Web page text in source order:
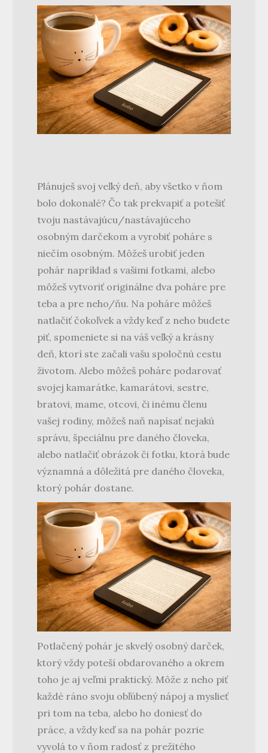
Plánuješ svoj veľký deň, aby všetko v ňom
bolo dokonalé? Čo tak prekvapiť a potešiť
tvoju nastávajúcu/nastávajúceho
osobným darčekom a vyrobiť poháre s
niečím osobným. Môžeš urobiť jeden
pohár napríklad s vašimi fotkami, alebo
môžeš vytvoriť originálne dva poháre pre
teba a pre neho/ňu. Na poháre môžeš
natlačiť čokoľvek a vždy keď z neho budete
piť, spomeniete si na váš veľký a krásny
deň, ktorí ste začali vašu spoločnú cestu
životom. Alebo môžeš poháre podarovať
svojej kamarátke, kamarátovi, sestre,
bratovi, mame, otcovi, či inému členu
vašej rodiny, môžeš naň napísať nejakú
správu, špeciálnu pre daného človeka,
alebo natlačiť obrázok či fotku, ktorá bude
významná a dôležitá pre daného človeka,
ktorý pohár dostane.
Potlačený pohár je skvelý osobný darček,
ktorý vždy poteší obdarovaného a okrem
toho je aj veľmi praktický. Môže z neho piť
každé ráno svoju obľúbený nápoj a myslieť
pri tom na teba, alebo ho doniesť do
práce, a vždy keď sa na pohár pozrie
vyvolá to v ňom radosť z prežitého